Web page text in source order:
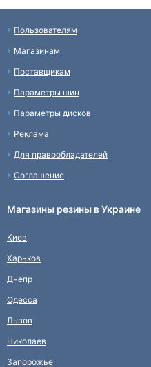
Пользователям
Магазинам
Поставщикам
Параметры шин
Параметры дисков
Реклама
Для правообладателей
Соглашение
Магазины резины в Украине
Киев
Харьков
Днепр
Одесса
Львов
Николаев
Запорожье